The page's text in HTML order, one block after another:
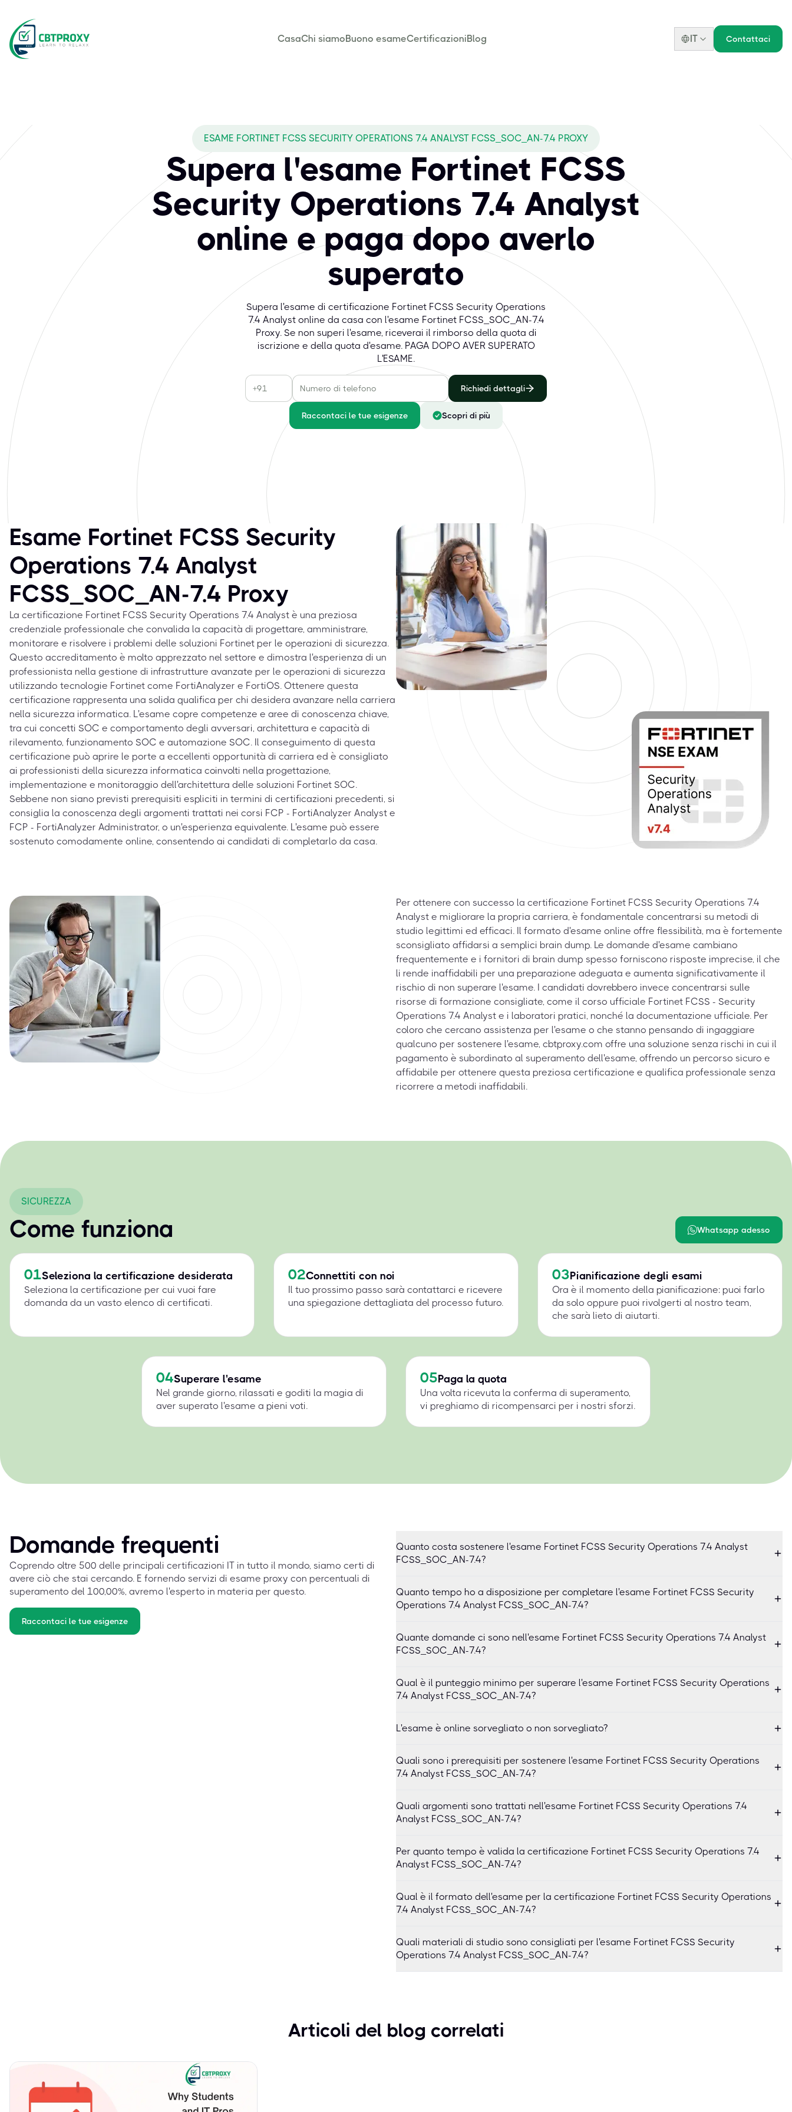
CasaChi siamoBuono esameCertificazioniBlog IT Contattaci
ESAME FORTINET FCSS SECURITY OPERATIONS 7.4 ANALYST FCSS_SOC_AN-7.4 PROXY
Supera l'esame Fortinet FCSS
Security Operations 7.4 Analyst
online e paga dopo averlo
superato
Supera l'esame di certificazione Fortinet FCSS Security Operations
7.4 Analyst online da casa con l'esame Fortinet FCSS_SOC_AN-7.4
Proxy. Se non superi l'esame, riceverai il rimborso della quota di
iscrizione e della quota d'esame. PAGA DOPO AVER SUPERATO
L'ESAME.
Richiedi dettagli
Raccontaci le tue esigenze Scopri di più
Esame Fortinet FCSS Security
Operations 7.4 Analyst
FCSS_SOC_AN-7.4 Proxy
La certificazione Fortinet FCSS Security Operations 7.4 Analyst è una preziosa
credenziale professionale che convalida la capacità di progettare, amministrare,
monitorare e risolvere i problemi delle soluzioni Fortinet per le operazioni di sicurezza.
Questo accreditamento è molto apprezzato nel settore e dimostra l'esperienza di un
professionista nella gestione di infrastrutture avanzate per le operazioni di sicurezza
utilizzando tecnologie Fortinet come FortiAnalyzer e FortiOS. Ottenere questa
certificazione rappresenta una solida qualifica per chi desidera avanzare nella carriera
nella sicurezza informatica. L'esame copre competenze e aree di conoscenza chiave,
tra cui concetti SOC e comportamento degli avversari, architettura e capacità di
rilevamento, funzionamento SOC e automazione SOC. Il conseguimento di questa
certificazione può aprire le porte a eccellenti opportunità di carriera ed è consigliato
ai professionisti della sicurezza informatica coinvolti nella progettazione,
implementazione e monitoraggio dell'architettura delle soluzioni Fortinet SOC.
Sebbene non siano previsti prerequisiti espliciti in termini di certificazioni precedenti, si
consiglia la conoscenza degli argomenti trattati nei corsi FCP - FortiAnalyzer Analyst e
FCP - FortiAnalyzer Administrator, o un'esperienza equivalente. L'esame può essere
sostenuto comodamente online, consentendo ai candidati di completarlo da casa.
Per ottenere con successo la certificazione Fortinet FCSS Security Operations 7.4
Analyst e migliorare la propria carriera, è fondamentale concentrarsi su metodi di
studio legittimi ed efficaci. Il formato d'esame online offre flessibilità, ma è fortemente
sconsigliato affidarsi a semplici brain dump. Le domande d'esame cambiano
frequentemente e i fornitori di brain dump spesso forniscono risposte imprecise, il che
li rende inaffidabili per una preparazione adeguata e aumenta significativamente il
rischio di non superare l'esame. I candidati dovrebbero invece concentrarsi sulle
risorse di formazione consigliate, come il corso ufficiale Fortinet FCSS - Security
Operations 7.4 Analyst e i laboratori pratici, nonché la documentazione ufficiale. Per
coloro che cercano assistenza per l'esame o che stanno pensando di ingaggiare
qualcuno per sostenere l'esame, cbtproxy.com offre una soluzione senza rischi in cui il
pagamento è subordinato al superamento dell'esame, offrendo un percorso sicuro e
affidabile per ottenere questa preziosa certificazione e qualifica professionale senza
ricorrere a metodi inaffidabili.
SICUREZZA
Come funziona Whatsapp adesso
01Seleziona la certificazione desiderata
Seleziona la certificazione per cui vuoi fare
domanda da un vasto elenco di certificati.
02Connettiti con noi
Il tuo prossimo passo sarà contattarci e ricevere
una spiegazione dettagliata del processo futuro.
03Pianificazione degli esami
Ora è il momento della pianificazione: puoi farlo
da solo oppure puoi rivolgerti al nostro team,
che sarà lieto di aiutarti.
04Superare l'esame
Nel grande giorno, rilassati e goditi la magia di
aver superato l'esame a pieni voti.
05Paga la quota
Una volta ricevuta la conferma di superamento,
vi preghiamo di ricompensarci per i nostri sforzi.
Domande frequenti
Coprendo oltre 500 delle principali certificazioni IT in tutto il mondo, siamo certi di
avere ciò che stai cercando. E fornendo servizi di esame proxy con percentuali di
superamento del 100,00%, avremo l'esperto in materia per questo.
Raccontaci le tue esigenze
Quanto costa sostenere l'esame Fortinet FCSS Security Operations 7.4 Analyst
FCSS_SOC_AN-7.4?
Quanto tempo ho a disposizione per completare l'esame Fortinet FCSS Security
Operations 7.4 Analyst FCSS_SOC_AN-7.4?
Quante domande ci sono nell'esame Fortinet FCSS Security Operations 7.4 Analyst
FCSS_SOC_AN-7.4?
Qual è il punteggio minimo per superare l'esame Fortinet FCSS Security Operations
7.4 Analyst FCSS_SOC_AN-7.4?
L'esame è online sorvegliato o non sorvegliato?
Quali sono i prerequisiti per sostenere l'esame Fortinet FCSS Security Operations
7.4 Analyst FCSS_SOC_AN-7.4?
Quali argomenti sono trattati nell'esame Fortinet FCSS Security Operations 7.4
Analyst FCSS_SOC_AN-7.4?
Per quanto tempo è valida la certificazione Fortinet FCSS Security Operations 7.4
Analyst FCSS_SOC_AN-7.4?
Qual è il formato dell'esame per la certificazione Fortinet FCSS Security Operations
7.4 Analyst FCSS_SOC_AN-7.4?
Quali materiali di studio sono consigliati per l'esame Fortinet FCSS Security
Operations 7.4 Analyst FCSS_SOC_AN-7.4?
Articoli del blog correlati